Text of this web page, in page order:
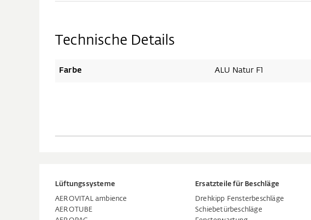
Technische Details
Farbe ALU Natur F1
Lüftungssysteme
AEROVITAL ambience
AEROTUBE
Ersatzteile für Beschläge
Drehkipp Fensterbeschläge
Schiebetürbeschläge